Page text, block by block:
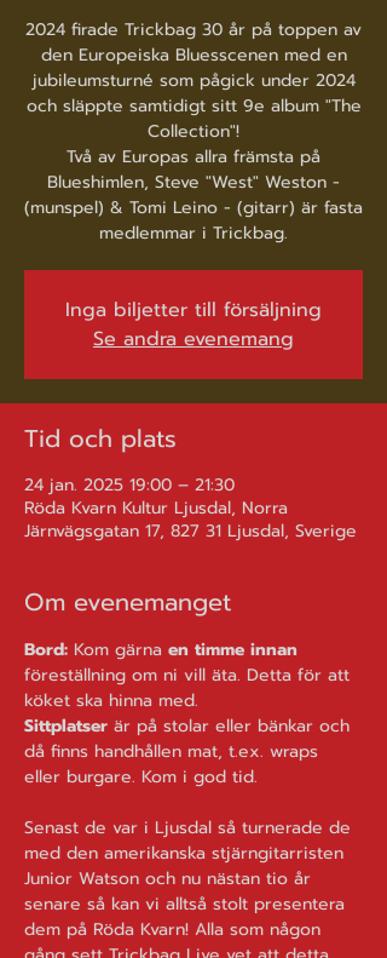
2024 firade Trickbag 30 år på toppen av
den Europeiska Bluesscenen med en
jubileumsturné som pågick under 2024
och släppte samtidigt sitt 9e album "The
Collection"!
Två av Europas allra främsta på
Blueshimlen, Steve "West" Weston -
(munspel) & Tomi Leino - (gitarr) är fasta
medlemmar i Trickbag.
Inga biljetter till försäljning
Se andra evenemang
Tid och plats
24 jan. 2025 19:00 – 21:30
Röda Kvarn Kultur Ljusdal, Norra
Järnvägsgatan 17, 827 31 Ljusdal, Sverige
Om evenemanget
Bord: Kom gärna en timme innan
föreställning om ni vill äta. Detta för att
köket ska hinna med.
Sittplatser är på stolar eller bänkar och
då finns handhållen mat, t.ex. wraps
eller burgare. Kom i god tid.
Senast de var i Ljusdal så turnerade de
med den amerikanska stjärngitarristen
Junior Watson och nu nästan tio år
senare så kan vi alltså stolt presentera
dem på Röda Kvarn! Alla som någon